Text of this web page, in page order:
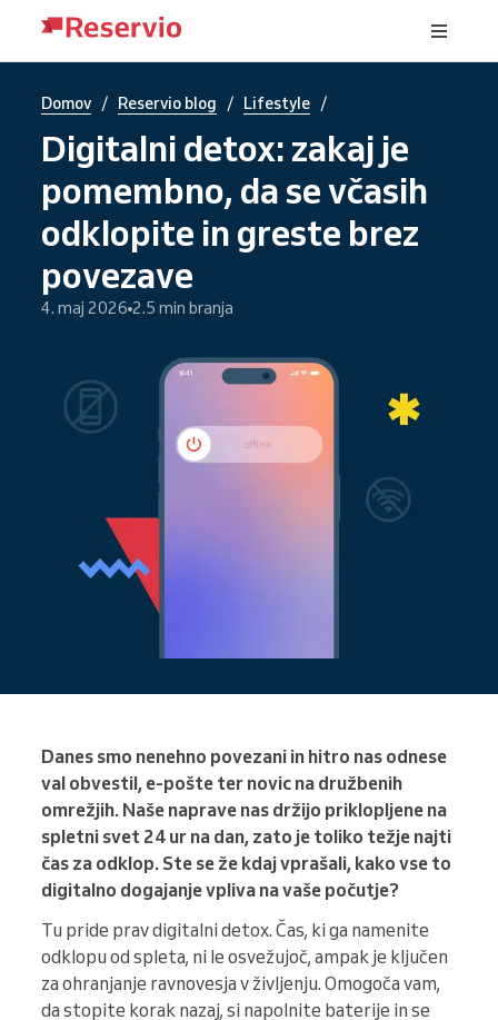
Domov / Reservio blog / Lifestyle /
Digitalni detox: zakaj je
pomembno, da se včasih
odklopite in greste brez
povezave
4. maj 2026 2.5 min branja
Danes smo nenehno povezani in hitro nas odnese
val obvestil, e-pošte ter novic na družbenih
omrežjih. Naše naprave nas držijo priklopljene na
spletni svet 24 ur na dan, zato je toliko težje najti
čas za odklop. Ste se že kdaj vprašali, kako vse to
digitalno dogajanje vpliva na vaše počutje?
Tu pride prav digitalni detox. Čas, ki ga namenite
odklopu od spleta, ni le osvežujoč, ampak je ključen
za ohranjanje ravnovesja v življenju. Omogoča vam,
da stopite korak nazaj, si napolnite baterije in se